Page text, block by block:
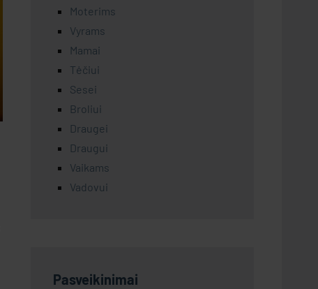
Moterims
Vyrams
Mamai
Tėčiui
Sesei
Broliui
Draugei
Draugui
Vaikams
Vadovui
Pasveikinimai